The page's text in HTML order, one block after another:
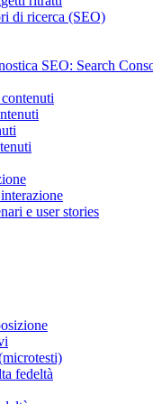
di ricerca (SEO)
SEO: Search
e user stories
fedeltà